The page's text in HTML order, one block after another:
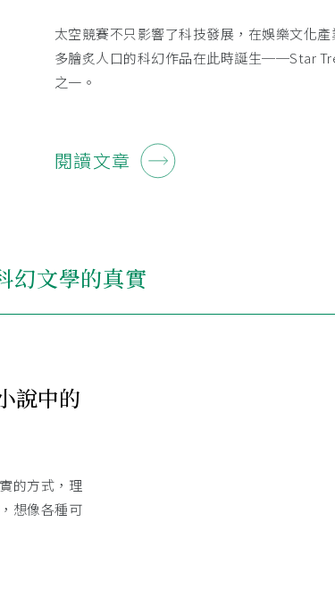
太空競賽不只影響了科技發展，在娛樂文化
多膾炙人口的科幻作品在此時誕生──Star
之一。
閱讀文章
幻文學的真實
說中的
的方式，理
想像各種可